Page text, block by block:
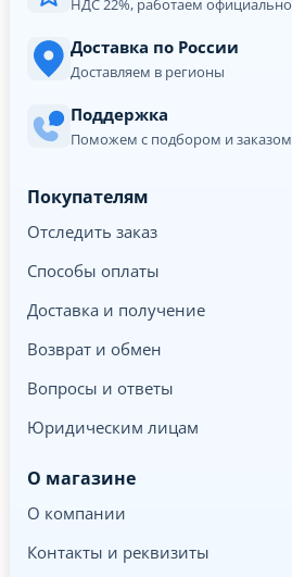
НДС 22%, работаем официально
Доставка по России
Доставляем в регионы
Поддержка
Поможем с подбором и заказом
Покупателям
Отследить заказ
Способы оплаты
Доставка и получение
Возврат и обмен
Вопросы и ответы
Юридическим лицам
О магазине
О компании
Контакты и реквизиты